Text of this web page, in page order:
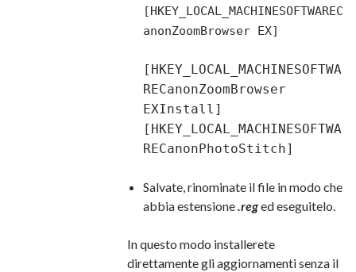
[HKEY_LOCAL_MACHINESOFTWAREC
anonZoomBrowser EX]
[HKEY_LOCAL_MACHINESOFTWA
RECanonZoomBrowser
EXInstall]
[HKEY_LOCAL_MACHINESOFTWA
RECanonPhotoStitch]
Salvate, rinominate il file in modo che
abbia estensione.reged eseguitelo.
In questo modo installerete
direttamente gli aggiornamenti senza il